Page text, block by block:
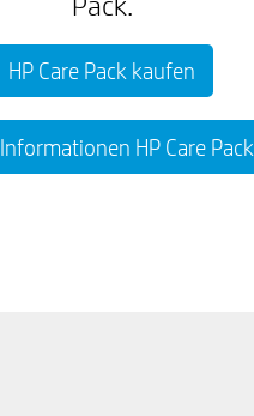
HP Care Pack kaufen
Informationen HP Care Pack